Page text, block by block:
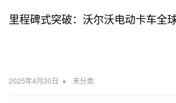
里程碑式突破：沃尔沃电动卡车全
2025年4月30日 • 未分类